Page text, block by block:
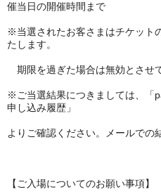
催当日の開催時間まで
※当選されたお客さまはチケット
たします。
期限を過ぎた場合は無効とさせ
※ご当選結果につきましては、「
申し込み履歴」
より ご確認ください。メールでの
【ご入場についてのお願い事項】